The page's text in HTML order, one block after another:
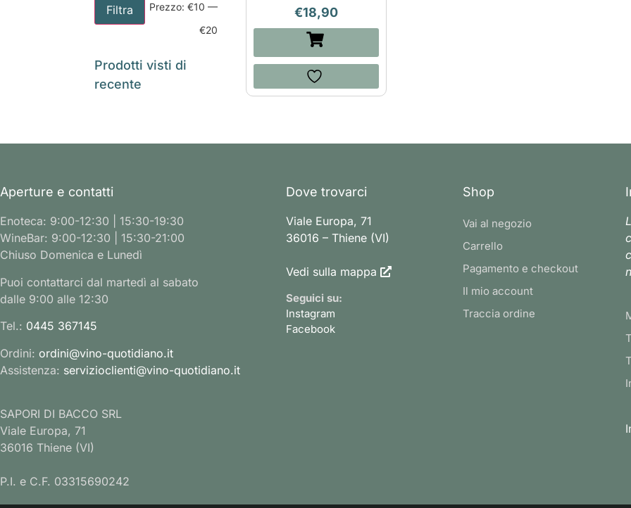
Filtra Prezzo:€10 —
€20
Prodotti visti di
recente
€18,90
Aperture e contatti
Enoteca: 9:00-12:30 | 15:30-19:30
WineBar: 9:00-12:30 | 15:30-21:00
Chiuso Domenica e Lunedì
Puoi contattarci dal martedì al sabato
dalle 9:00 alle 12:30
Tel.: 0445 367145
Ordini: ordini@vino-quotidiano.it
Assistenza: servizioclienti@vino-quotidiano.it
SAPORI DI BACCO SRL
Viale Europa, 71
36016 Thiene (VI)
P.I. e C.F. 03315690242
Dove trovarci
Viale Europa, 71
36016 – Thiene (VI)
Vedi sulla mappa
Seguici su:
Instagram
Facebook
Shop
Vai al negozio
Carrello
Pagamento e checkout
Il mio account
Traccia ordine